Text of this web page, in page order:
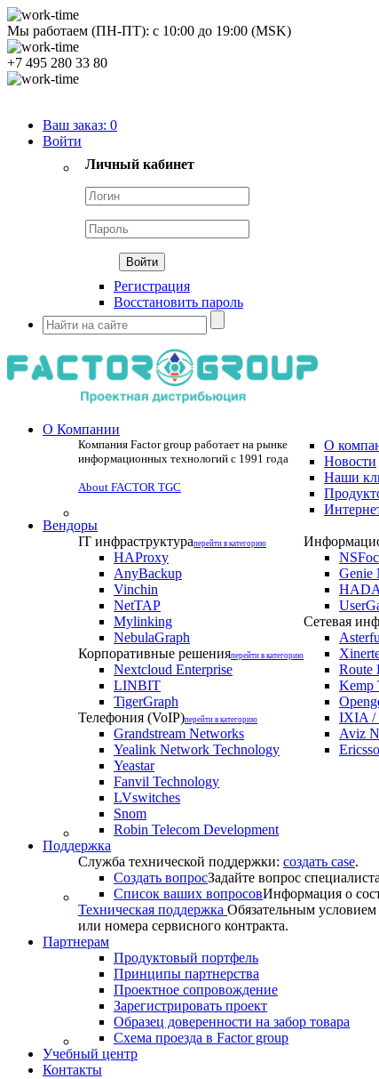
Мы работаем (ПН-ПТ): с 10:00 до 19:00 (MSK)
+7 495 280 33 80
Ваш заказ: 0
Войти
Личный кабинет
Регистрация
Восстановить пароль
О Компании
Компания Factor group работает на рынке
информационных технологий с 1991 года
About FACTOR TGC
О
Новости
Наши
Вендоры
IT инфраструктураперейти в категорию
HAProxy
AnyBackup
Vinchin
NetTAP
Mylinking
NebulaGraph
Корпоративные решенияперейти в категорию
Nextcloud Enterprise
LINBIT
TigerGraph
Телефония (VoIP)перейти в категорию
Grandstream Networks
Yealink Network Technology
Yeastar
Fanvil Technology
LVswitches
Snom
Robin Telecom Development
Genie
Сетевая
Route
Kemp
IXIA /
Aviz
Поддержка
Служба технической поддержки: создать case.
Создать вопросЗадайте вопрос
Список ваших вопросовИнформация о
Техническая поддержка Обязательным условием
или номера сервисного контракта.
Партнерам
Продуктовый портфель
Принципы партнерства
Проектное сопровождение
Зарегистрировать проект
Образец доверенности на забор товара
Схема проезда в Factor group
Учебный центр
Контакты